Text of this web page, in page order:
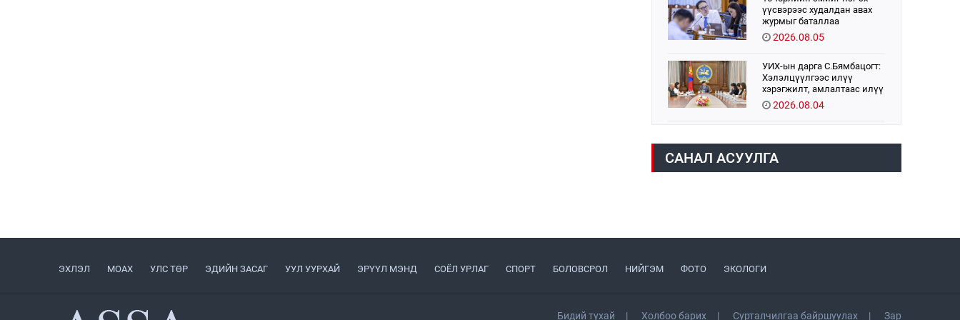
үүсвэрээс худалдан авах
журмыг баталлаа
2026.08.05
УИХ-ын дарга С.Бямбацогт:
Хэлэлцүүлгээс илүү
хэрэгжилт, амлалтаас илүү
бодит үр дүн чухал
2026.08.04
1,439.2 кг үнэт металл
худалдан авлаа
2026.08.05
2026.08.05
Нийслэлийн Засаг дарга
усны эрсдэлтэй цэгүүдэд
САНАЛ АСУУЛГА
ЭХЛЭЛ МОАХ УЛС ТӨР ЭДИЙН ЗАСАГ УУЛ УУРХАЙ ЭРҮҮЛ МЭНД СОЁЛ УРЛАГ СПОРТ БОЛОВСРОЛ НИЙГЭМ ФОТО ЭКОЛОГИ
Бидий тухай Холбоо барих Сурталчилгаа байршуулах Зар